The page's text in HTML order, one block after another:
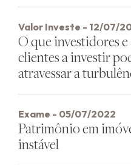
Valor Investe - 12/07/
O que investidores
clientes a investir
atravessar a
Exame - 05/07/2022
Patrimônio em
instável